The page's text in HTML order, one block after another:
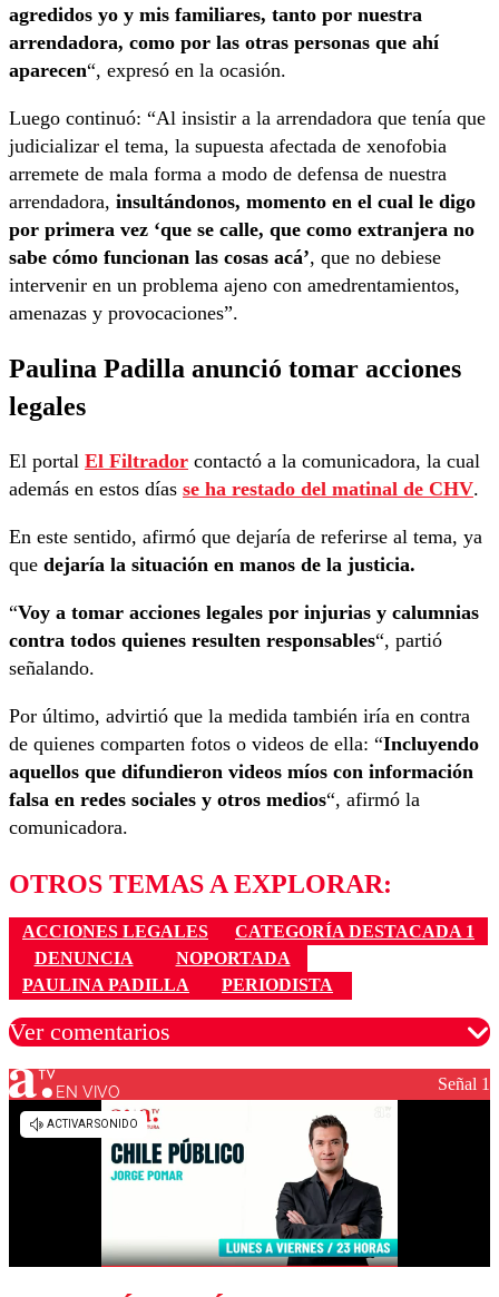
agredidos yo y mis familiares, tanto por nuestra
arrendadora, como por las otras personas que ahí
aparecen“, expresó en la ocasión.
Luego continuó: “Al insistir a la arrendadora que tenía que
judicializar el tema, la supuesta afectada de xenofobia
arremete de mala forma a modo de defensa de nuestra
arrendadora, insultándonos, momento en el cual le digo
por primera vez ‘que se calle, que como extranjera no
sabe cómo funcionan las cosas acá’, que no debiese
intervenir en un problema ajeno con amedrentamientos,
amenazas y provocaciones”.
Paulina Padilla anunció tomar acciones
legales
El portal El Filtrador contactó a la comunicadora, la cual
además en estos días se ha restado del matinal de CHV.
En este sentido, afirmó que dejaría de referirse al tema, ya
que dejaría la situación en manos de la justicia.
“Voy a tomar acciones legales por injurias y calumnias
contra todos quienes resulten responsables“, partió
señalando.
Por último, advirtió que la medida también iría en contra
de quienes comparten fotos o videos de ella: “Incluyendo
aquellos que difundieron videos míos con información
falsa en redes sociales y otros medios“, afirmó la
comunicadora.
OTROS TEMAS A EXPLORAR:
ACCIONES LEGALES
CATEGORÍA DESTACADA 1
DENUNCIA
NOPORTADA
PAULINA PADILLA
PERIODISTA
Ver comentarios
Los comentarios son moderados para garantizar un
diálogo respetuoso.
EN VIVO Señal 1